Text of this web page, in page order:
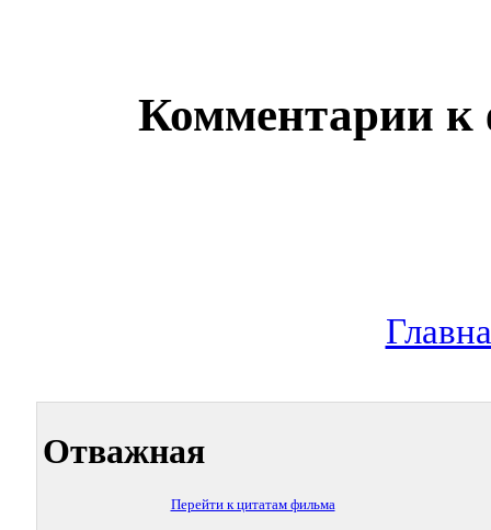
Комментарии
Отважная
Перейти к цитатам фильма